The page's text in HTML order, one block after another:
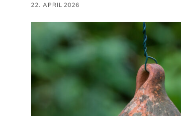
22. APRIL 2026